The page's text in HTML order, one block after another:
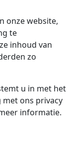
onze website,
te
inhoud van
zo
u in met het
ons privacy
informatie.